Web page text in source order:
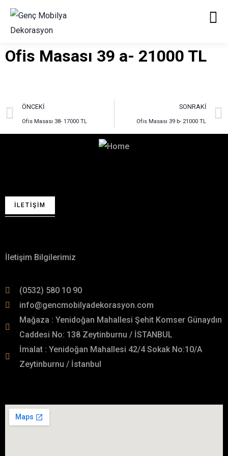
Ofis Masası 39 a- 21000 TL
ÖNCEKI
Ofis Masası 38- 17000 TL
SONRAKI
Ofis Masası 39 b- 21000 TL
İLETIŞIM
İletişim Bilgilerimiz
(0532) 580 10 90
info@gencmobilyadekorasyon.com
Mağaza : Yenidoğan Mahallesi Şehit Komser Günaydın
Caddesi No: 138 Zeytinburnu / İSTANBUL
İmalat : Yenidoğan Mahallesi 42/4 Sokak No:10/A
Zeytinburnu / İstanbul